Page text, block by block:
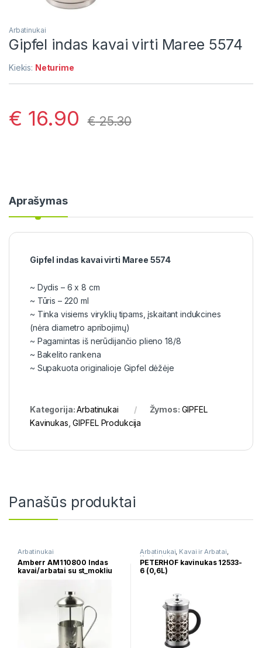
Arbatinukai
Gipfel indas kavai virti Maree 5574
Kiekis: Neturime
€ 16.90 €25.30
Aprašymas
Gipfel indas kavai virti Maree 5574
~ Dydis – 6 x 8 cm
~ Tūris – 220 ml
~ Tinka visiems viryklių tipams, įskaitant indukcines
(nėra diametro apribojimų)
~ Pagamintas iš nerūdijančio plieno 18/8
~ Bakelito rankena
~ Supakuota originalioje Gipfel dėžėje
Kategorija:Arbatinukai Žymos: GIPFEL
Kavinukas ,GIPFEL Produkcija
Panašūs produktai
Arbatinukai
Amberr AM110800 Indas
kavai/arbatai su st_mokliu
Arbatinukai, Kavai ir Arbatai,
Kavinukai
PETERHOF kavinukas 12533-
6 (0,6L)